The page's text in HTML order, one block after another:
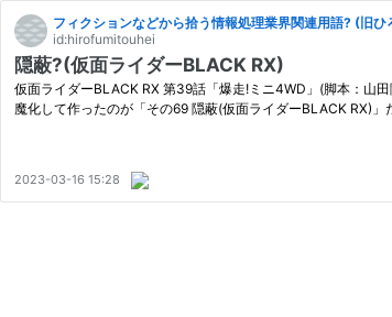
フィクションなどから拾う情報処理業界関連用語? (旧ひ
id:hirofumitouhei
隠蔽?(仮面ライダーBLACK RX)
仮面ライダーBLACK RX 第39話「爆走!ミニ4WD」(脚本：山
魔化して作ったのが「その69 隠蔽(仮面ライダーBLACK RX)
2023-03-16 15:28